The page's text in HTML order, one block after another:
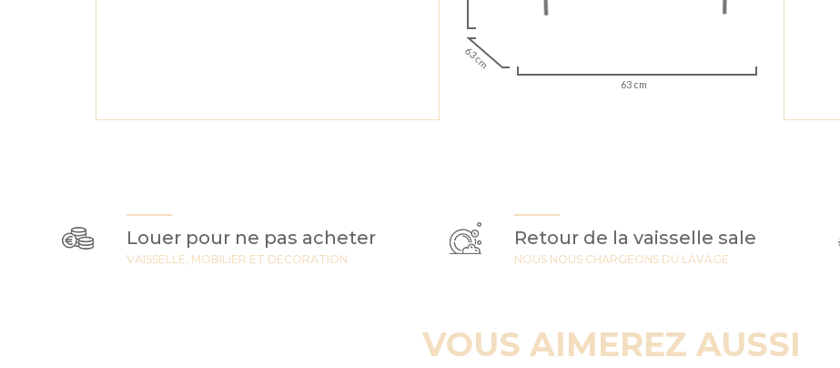
63 cm
63 cm
Louer pour ne pas acheter
VAISSELLE, MOBILIER ET DECORATION
Retour de la vaisselle sale
NOUS NOUS CHARGEONS DU LAVAGE
VOUS AIMEREZ AUSSI